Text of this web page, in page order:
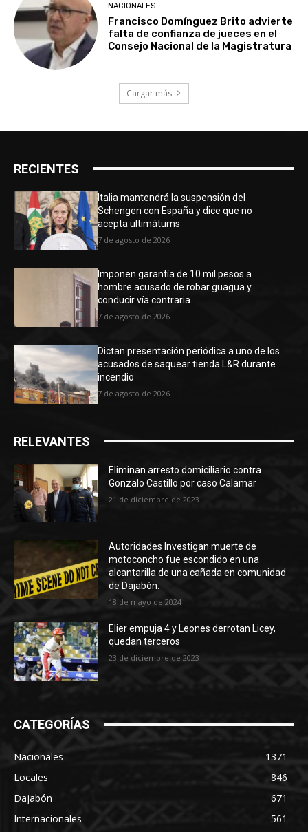
NACIONALES
Francisco Domínguez Brito advierte
falta de confianza de jueces en el
Consejo Nacional de la Magistratura
Cargar más
RECIENTES
Italia mantendrá la suspensión del
Schengen con España y dice que no
acepta ultimátums
7 de agosto de 2026
Imponen garantía de 10 mil pesos a
hombre acusado de robar guagua y
conducir vía contraria
7 de agosto de 2026
Dictan presentación periódica a uno de los
acusados de saquear tienda L&R durante
incendio
7 de agosto de 2026
RELEVANTES
Eliminan arresto domiciliario contra
Gonzalo Castillo por caso Calamar
21 de diciembre de 2023
Autoridades Investigan muerte de
motoconcho fue escondido en una
alcantarilla de una cañada en comunidad
de Dajabón.
18 de mayo de 2024
Elier empuja 4 y Leones derrotan Licey,
quedan terceros
23 de diciembre de 2023
CATEGORÍAS
Nacionales
1371
Locales
846
Dajabón
671
Internacionales
561